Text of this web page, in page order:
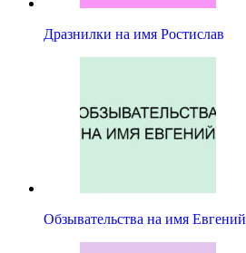
Дразнилки на имя Ростислав
Обзывательства на имя Евгений